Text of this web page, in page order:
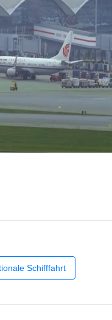
Schifffahrt